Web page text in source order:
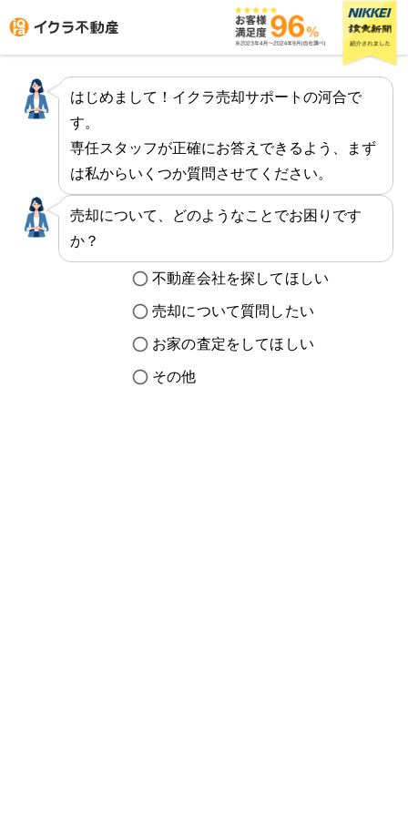
はじめての方へ
不動産会社を探す
物件の価格を知る
お家の売却を学ぶ
不動産会社向け情報
はじめまして！イクラ売却サポートの河合で
す。
専任スタッフが正確にお答えできるよう、まず
は私からいくつか質問させてください。
売却について、どのようなことでお困りです
か？
不動産会社を探してほしい
売却について質問したい
お家の査定をしてほしい
その他
イクラ不動産 売却物件登録|簡単で素早い査定と高値での不